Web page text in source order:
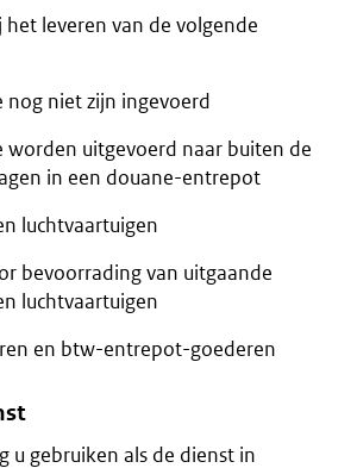
leveren van de volgende
nog niet zijn ingevoerd
worden uitgevoerd naar buiten de
in een douane-entrepot
luchtvaartuigen
bevoorrading van uitgaande
luchtvaartuigen
en btw-entrepot-goederen
u gebruiken als de dienst in